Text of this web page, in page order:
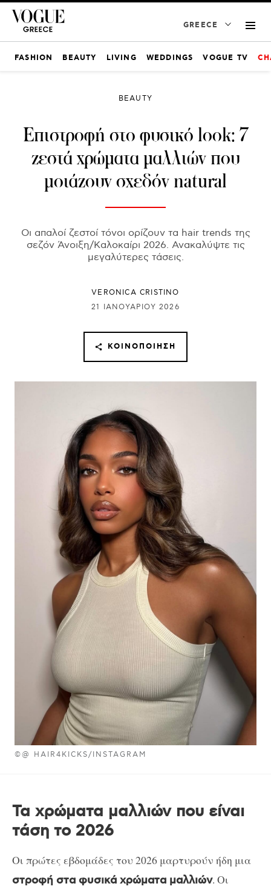
GREECE
FASHION BEAUTY LIVING WEDDINGS VOGUE TV
©@ HAIR4KICKS/INSTAGRAM
BEAUTY
Επιστροφή στο φυσικό look: 7
ζεστά χρώματα μαλλιών που
μοιάζουν σχεδόν natural
Οι απαλοί ζεστοί τόνοι ορίζουν τα hair trends της
σεζόν Άνοιξη/Καλοκαίρι 2026. Ανακαλύψτε τις
μεγαλύτερες τάσεις.
VERONICA CRISTINO
21 ΙΑΝΟΥΑΡΊΟΥ 2026
ΚΟΙΝΟΠΟΊΗΣΗ
Τα χρώματα μαλλιών που είναι
τάση το 2026
Οι πρώτες εβδομάδες του 2026 μαρτυρούν ήδη μια
στροφή στα φυσικά χρώματα μαλλιών. Οι